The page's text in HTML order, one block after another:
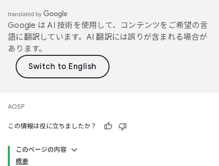
Google は AI 技術を使用して、コンテンツをご希望の言
語に翻訳しています。AI 翻訳には誤りが含まれる場合が
あります。
AOSP
この情報は役に立ちましたか？
このページの内容
概要